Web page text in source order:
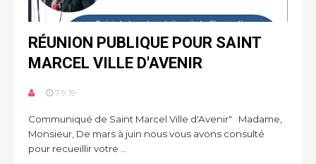
RÉUNION PUBLIQUE POUR SAINT
MARCEL VILLE D'AVENIR
7.9.19
Communiqué de Saint Marcel Ville d'Avenir" Madame,
Monsieur, De mars à juin nous vous avons consulté
pour recueillir votre ...